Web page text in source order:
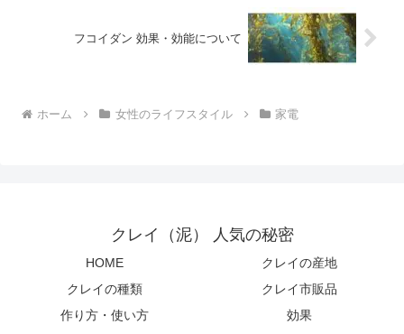
フコイダン 効果・効能について
ホーム 女性のライフスタイル 家電
クレイ（泥） 人気の秘密
HOME
クレイの産地
クレイの種類
クレイ市販品
作り方・使い方
効果